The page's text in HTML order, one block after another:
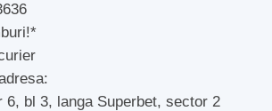
6, bl 3, langa Superbet, sector 2